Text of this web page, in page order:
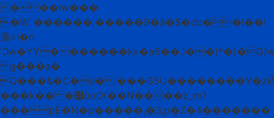
���iw���
�W`������,�����9�ǎ�$�dc��I��!
濿=I�n
'Ͻw�YY�
g���a�
Q���&�C�u͑�
���k�� �׷òoO{��N����z_m?
���pЀ�N�p�����,�3 ,p�Z�4�������